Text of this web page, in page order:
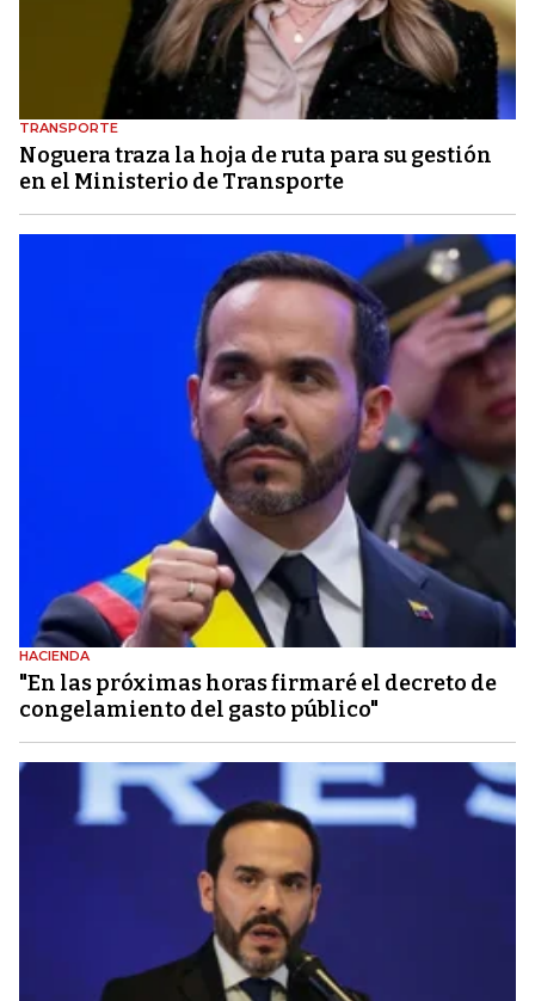
TRANSPORTE
Noguera traza la hoja de ruta para su gestión
en el Ministerio de Transporte
HACIENDA
"En las próximas horas firmaré el decreto de
congelamiento del gasto público"